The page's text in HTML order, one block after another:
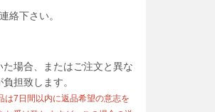
絡下さい。
場合、またはご注文と異な
担致します。
7日間以内に返品希望の意志を